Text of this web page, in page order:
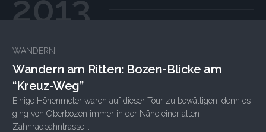
2013
WANDERN
Wandern am Ritten: Bozen-Blicke am
“Kreuz-Weg”
Einige Höhenmeter waren auf dieser Tour zu bewältigen, denn es
ging von Oberbozen immer in der Nähe einer alten
Zahnradbahntrasse...